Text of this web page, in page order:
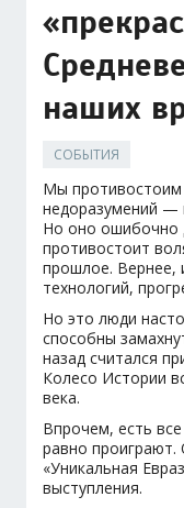
наших
СОБЫТИЯ
Мы противостоим
недоразумений —
Но оно ошибочно
противостоит
прошлое. Вернее,
технологий,
Но это люди
способны
назад считался
Колесо Истории
века.
Впрочем, есть
равно проиграют.
«Уникальная
выступления.